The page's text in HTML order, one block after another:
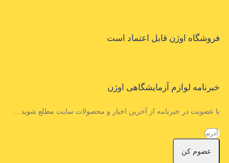
فروشگاه اوژن قابل اعتماد است
خبرنامه لوازم آزمایشگاهی اوژن
با عضویت در خبرنامه از آخرین اخبار و محصولات سایت مطلع شوید ...
عضوم کن